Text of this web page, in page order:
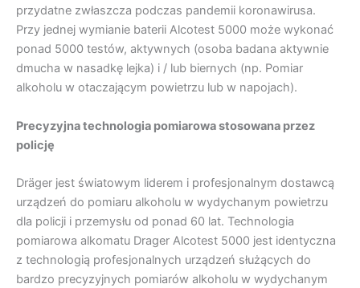
przydatne zwłaszcza podczas pandemii koronawirusa.
Przy jednej wymianie baterii Alcotest 5000 może wykonać
ponad 5000 testów, aktywnych (osoba badana aktywnie
dmucha w nasadkę lejka) i / lub biernych (np. Pomiar
alkoholu w otaczającym powietrzu lub w napojach).
Precyzyjna technologia pomiarowa stosowana przez
policję
Dräger jest światowym liderem i profesjonalnym dostawcą
urządzeń do pomiaru alkoholu w wydychanym powietrzu
dla policji i przemysłu od ponad 60 lat. Technologia
pomiarowa alkomatu Drager Alcotest 5000 jest identyczna
z technologią profesjonalnych urządzeń służących do
bardzo precyzyjnych pomiarów alkoholu w wydychanym